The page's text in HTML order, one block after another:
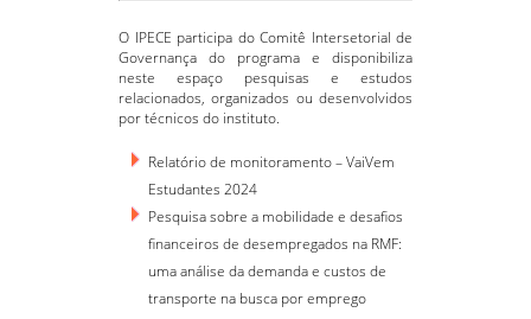
O IPECE participa do Comitê Intersetorial de
Governança do programa e disponibiliza
neste espaço pesquisas e estudos
relacionados, organizados ou desenvolvidos
por técnicos do instituto.
Relatório de monitoramento – VaiVem
Estudantes 2024
Pesquisa sobre a mobilidade e desafios
financeiros de desempregados na RMF:
uma análise da demanda e custos de
transporte na busca por emprego